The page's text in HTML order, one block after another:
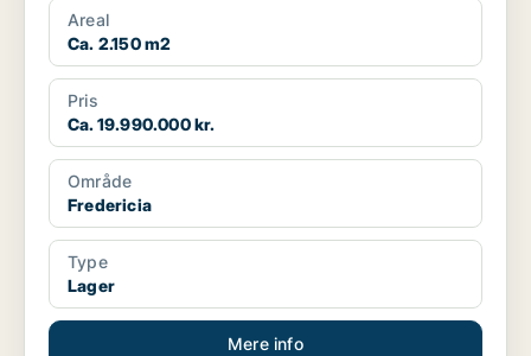
Areal
Ca. 2.150 m2
Pris
Ca. 19.990.000 kr.
Område
Fredericia
Type
Lager
Mere info